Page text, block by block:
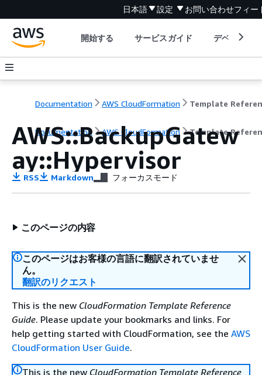
日本語 設定 お問い合わせフィー
開始する サービスガイド デベロッパ
Documentation AWS CloudFormation Template
Documentation AWS CloudFormation Template
AWS::BackupGatew
ay::Hypervisor
RSS Markdown フォーカスモード
このページの内容
このページはお客様の言語に翻訳されていませ
ん。
翻訳のリクエスト
This is the new CloudFormation Template Reference
Guide. Please update your bookmarks and links. For
help getting started with CloudFormation, see the AWS
CloudFormation User Guide.
This is the new CloudFormation Template Reference